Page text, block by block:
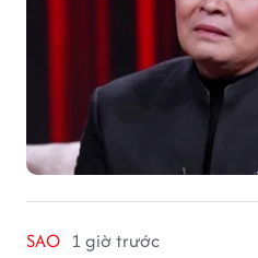
SAO 1 giờ trước